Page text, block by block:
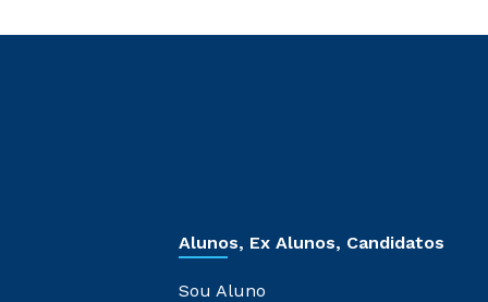
Alunos, Ex Alunos, Candidatos
Sou Aluno